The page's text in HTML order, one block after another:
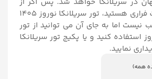
همه)
شلوغی جمعیت فراری هستید، تور سریلانکا نوروز 1405
نیست اما به جای آن می توانید از تور
استفاده کنید و یا پکیج تور سریلانکا
1405